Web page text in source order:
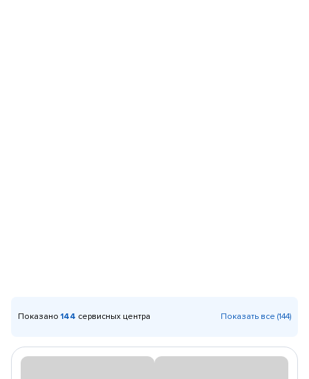
Показано 144 сервисных центра Показать все (144)